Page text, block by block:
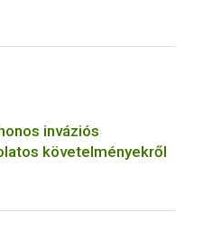
inváziós
követelményekről